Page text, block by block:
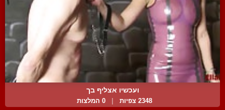
ועכשיו אצליף בך
2348 צפיות 0 המלצות